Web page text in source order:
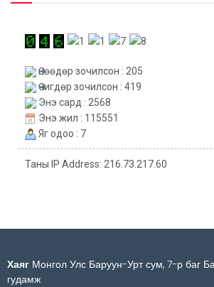
Өнөөдөр зочилсон : 205
Өчигдөр зочилсон : 419
Энэ сард : 2568
Энэ жил : 115551
Яг одоо : 7
Таны IP Address: 216.73.217.60
Хаяг Монгол Улс Баруун-Урт сум, 7-р баг
гудамж